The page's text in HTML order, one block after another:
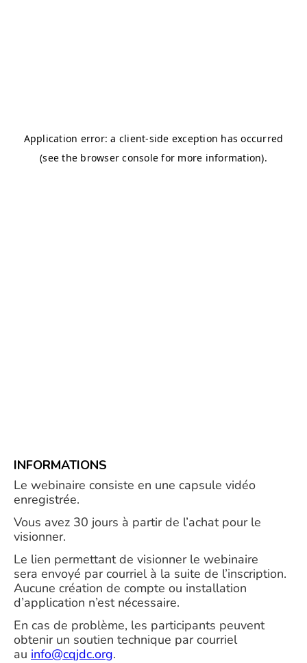
INFORMATIONS
Le webinaire consiste en une capsule vidéo
enregistrée.
Vous avez 30 jours à partir de l’achat pour le
visionner.
Le lien permettant de visionner le webinaire
sera envoyé par courriel à la suite de l’inscription.
Aucune création de compte ou installation
d’application n’est nécessaire.
En cas de problème, les participants peuvent
obtenir un soutien technique par courriel
au info@cqjdc.org.